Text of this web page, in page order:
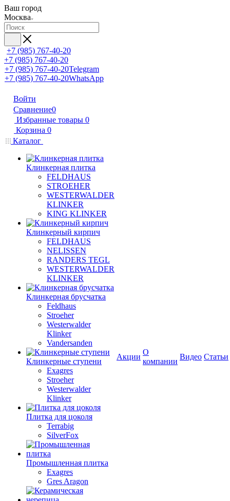
Ваш город
Москва
+7 (985) 767-40-20
+7 (985) 767-40-20
+7 (985) 767-40-20Telegram
+7 (985) 767-40-20WhatsApp
Войти
Сравнение0
Избранные товары 0
Корзина 0
Каталог
Клинкерная плитка
FELDHAUS
STROEHER
WESTERWALDER
KLINKER
KING KLINKER
Клинкерный кирпич
FELDHAUS
NELISSEN
RANDERS TEGL
WESTERWALDER
KLINKER
Клинкерная брусчатка
Feldhaus
Stroeher
Westerwalder
Klinker
Vandersanden
Клинкерные ступени
Exagres
Stroeher
Westerwalder
Klinker
Плитка для цоколя
Terrabig
SilverFox
Промышленная плитка
Exagres
Gres Aragon
Акции
О
компании
Видео Статьи